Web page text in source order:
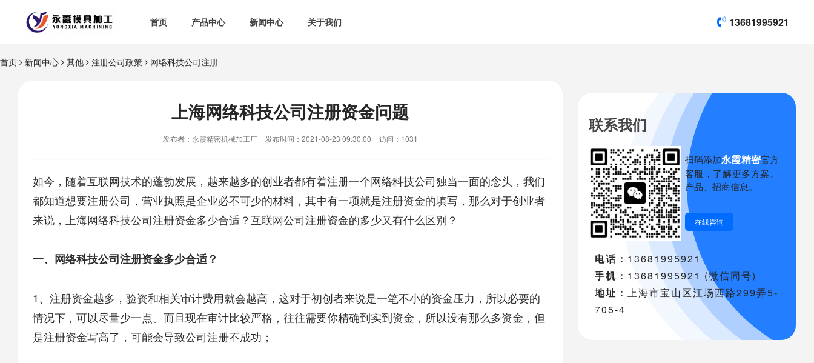
首页 产品中心 新闻中心 关于我们 13681995921
首页 新闻中心 其他 注册公司政策 网络科技公司注册
上海网络科技公司注册资金问题
发布者：永霞精密机械加工厂 发布时间：2021-08-23 09:30:00 访问：1031
如今，随着互联网技术的蓬勃发展，越来越多的创业者都有着注册一个网络科技公司独当一面的念头，我们
都知道想要注册公司，营业执照是企业必不可少的材料，其中有一项就是注册资金的填写，那么对于创业者
来说，
上海网络科技公司注册资金多少合适？互联网公司注册资金的多少又有什么区别？
一、 网络科技公司注册资金多少合适？
1、注册资金越多，验资和相关审计费用就会越高，这对于初创者来说是一笔不小的资金压力，所以必要的
情况下，可以尽量少一点。而且现在审计比较严格，往往需要你精确到实到资金，所以没有那么多资金，但
是注册资金写高了，可能会导致公司注册不成功；
联系我们
扫码添加永霞精密官方
客服，了解更多方案、
产品、招商信息。
在线咨询
电话： 13681995921
手机： 13681995921 (微信同号)
地址：上海市宝山区江场西路299弄5-
705-4